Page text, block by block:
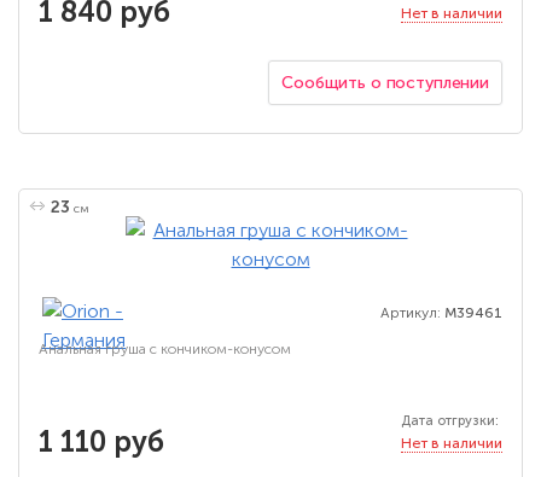
1 840 руб Нет в наличии
Сообщить о поступлении
23 см
Артикул: M39461
Анальная груша с кончиком-конусом
1 110 руб
Дата отгрузки:
Нет в наличии